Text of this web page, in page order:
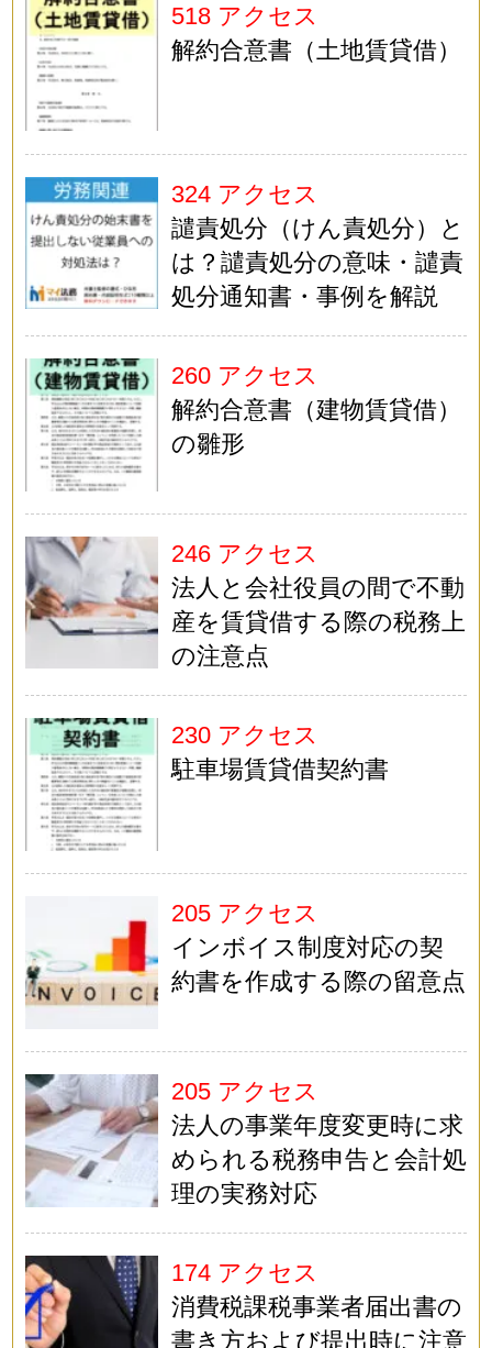
518 アクセス
解約合意書（土地賃貸借）
324 アクセス
譴責処分（けん責処分）と
は？譴責処分の意味・譴責
処分通知書・事例を解説
260 アクセス
解約合意書（建物賃貸借）
の雛形
246 アクセス
法人と会社役員の間で不動
産を賃貸借する際の税務上
の注意点
230 アクセス
駐車場賃貸借契約書
205 アクセス
インボイス制度対応の契
約書を作成する際の留意点
205 アクセス
法人の事業年度変更時に求
められる税務申告と会計処
理の実務対応
174 アクセス
消費税課税事業者届出書の
書き方および提出時に注意